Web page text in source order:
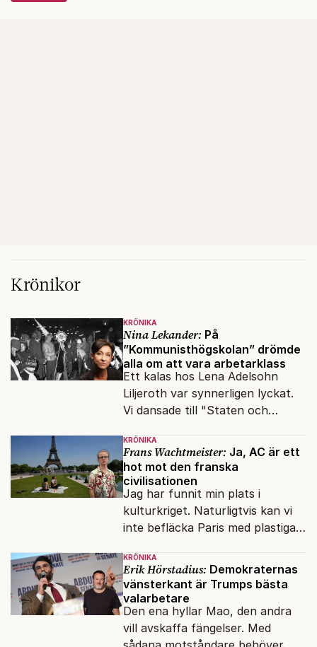
Krönikor
KRÖNIKA
Nina Lekander: På
”Kommunisthögskolan” drömde
alla om att vara arbetarklass
Ett kalas hos Lena Adelsohn
Liljeroth var synnerligen lyckat.
Vi dansade till "Staten och
KRÖNIKA
Frans Wachtmeister: Ja, AC är ett
hot mot den franska
civilisationen
Jag har funnit min plats i
kulturkriget. Naturligtvis kan vi
inte befläcka Paris med plastiga
KRÖNIKA
Erik Hörstadius: Demokraternas
vänsterkant är Trumps bästa
valarbetare
Den ena hyllar Mao, den andra
vill avskaffa fängelser. Med